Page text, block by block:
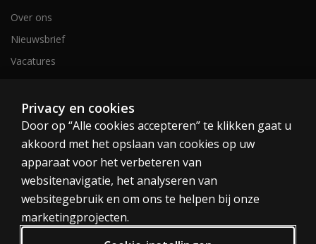
Over ons
Nieuwsbrief
Vacatures
Nederland en België
Cookies
Algemene voorwaarden
Privacy en cookies
Door op “Alle cookies accepteren” te klikken gaat u
akkoord met het opslaan van cookies op uw
apparaat voor het verbeteren van
websitenavigatie, het analyseren van
websitegebruik en om ons te helpen bij onze
marketingprojecten.